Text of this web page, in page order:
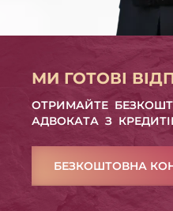
МИ ГОТОВІ
ОТРИМАЙТЕ
АДВОКАТА З
БЕЗКОШТОВНА